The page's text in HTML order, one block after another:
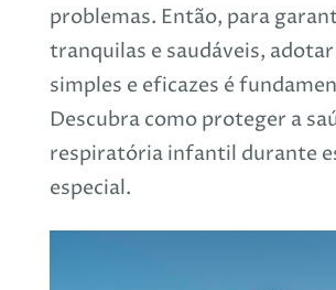
problemas. Então, para
tranquilas e saudáveis,
simples e eficazes é
Descubra como proteger a
respiratória infantil durante
especial.